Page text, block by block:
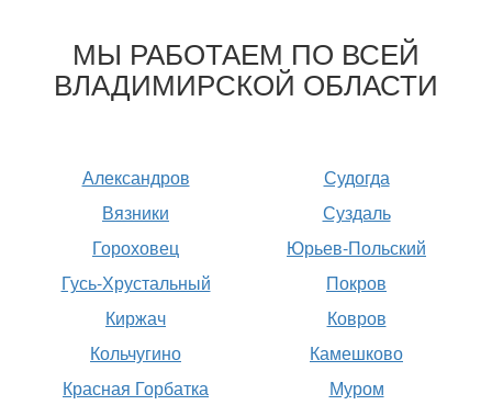
МЫ РАБОТАЕМ ПО ВСЕЙ
ВЛАДИМИРСКОЙ ОБЛАСТИ
Александров
Вязники
Гороховец
Гусь-Хрустальный
Киржач
Кольчугино
Красная Горбатка
Судогда
Суздаль
Юрьев-Польский
Покров
Ковров
Камешково
Муром